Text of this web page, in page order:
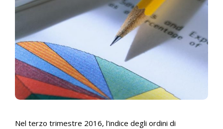
Nel terzo trimestre 2016, l’indice degli ordini di